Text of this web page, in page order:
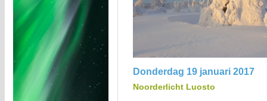
Donderdag 19 januari 2017
Noorderlicht Luosto